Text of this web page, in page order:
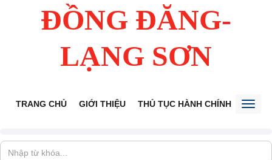
ĐỒNG ĐĂNG-
LẠNG SƠN
TRANG CHỦ GIỚI THIỆU THỦ TỤC HÀNH CHÍNH TIẾP